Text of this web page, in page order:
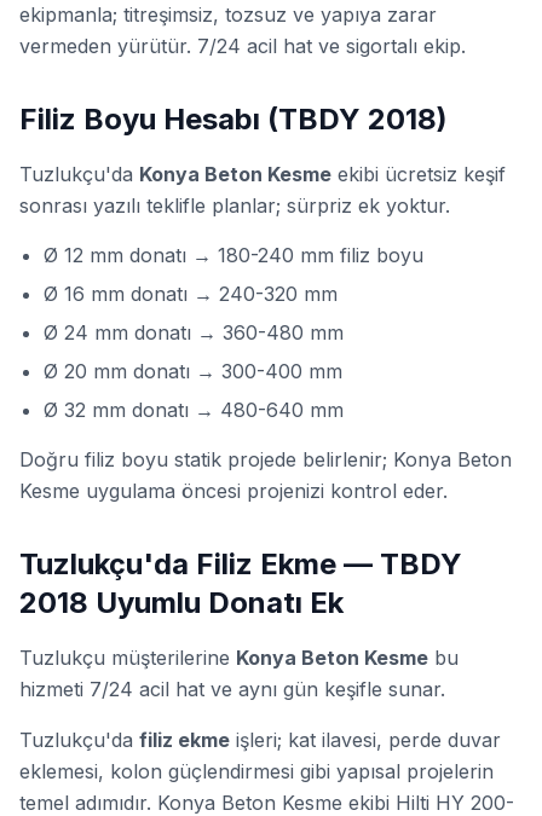
ekipmanla; titreşimsiz, tozsuz ve yapıya zarar
vermeden yürütür. 7/24 acil hat ve sigortalı ekip.
Filiz Boyu Hesabı (TBDY 2018)
Tuzlukçu'da Konya Beton Kesme ekibi ücretsiz keşif
sonrası yazılı teklifle planlar; sürpriz ek yoktur.
Ø 12 mm donatı → 180-240 mm filiz boyu
Ø 16 mm donatı → 240-320 mm
Ø 24 mm donatı → 360-480 mm
Ø 20 mm donatı → 300-400 mm
Ø 32 mm donatı → 480-640 mm
Doğru filiz boyu statik projede belirlenir; Konya Beton
Kesme uygulama öncesi projenizi kontrol eder.
Tuzlukçu'da Filiz Ekme — TBDY
2018 Uyumlu Donatı Ek
Tuzlukçu müşterilerine Konya Beton Kesme bu
hizmeti 7/24 acil hat ve aynı gün keşifle sunar.
Tuzlukçu'da filiz ekme işleri; kat ilavesi, perde duvar
eklemesi, kolon güçlendirmesi gibi yapısal projelerin
temel adımıdır. Konya Beton Kesme ekibi Hilti HY 200-